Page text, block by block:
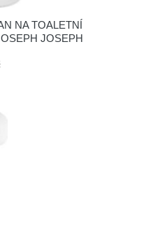
NA TOALETNÍ
JOSEPH